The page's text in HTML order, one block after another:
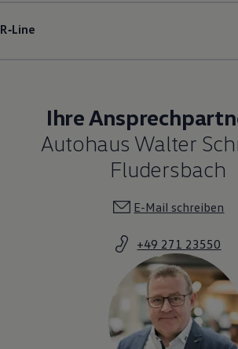
R‑Line
Ihre
Autohaus Walter
Fludersbach
E-Mail schreiben
+49 271 23550